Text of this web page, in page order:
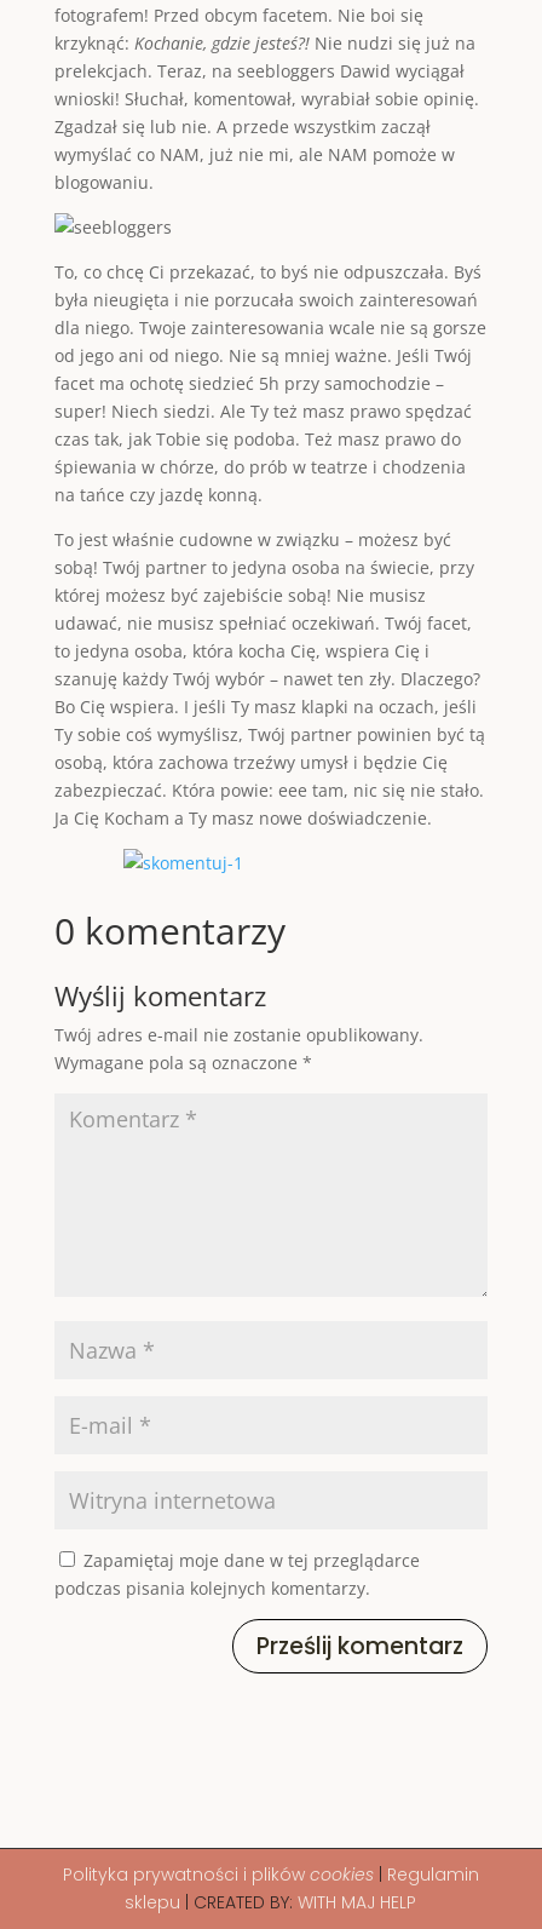
fotografem! Przed obcym facetem. Nie boi się
krzyknąć: Kochanie, gdzie jesteś?!Nie nudzi się już na
prelekcjach. Teraz, na seebloggers Dawid wyciągał
wnioski! Słuchał, komentował, wyrabiał sobie opinię.
Zgadzał się lub nie. A przede wszystkim zaczął
wymyślać co NAM, już nie mi, ale NAM pomoże w
blogowaniu.
To, co chcę Ci przekazać, to byś nie odpuszczała. Byś
była nieugięta i nie porzucała swoich zainteresowań
dla niego. Twoje zainteresowania wcale nie są gorsze
od jego ani od niego. Nie są mniej ważne. Jeśli Twój
facet ma ochotę siedzieć 5h przy samochodzie –
super! Niech siedzi. Ale Ty też masz prawo spędzać
czas tak, jak Tobie się podoba. Też masz prawo do
śpiewania w chórze, do prób w teatrze i chodzenia
na tańce czy jazdę konną.
To jest właśnie cudowne w związku – możesz być
sobą! Twój partner to jedyna osoba na świecie, przy
której możesz być zajebiście sobą! Nie musisz
udawać, nie musisz spełniać oczekiwań. Twój facet,
to jedyna osoba, która kocha Cię, wspiera Cię i
szanuję każdy Twój wybór – nawet ten zły. Dlaczego?
Bo Cię wspiera. I jeśli Ty masz klapki na oczach, jeśli
Ty sobie coś wymyślisz, Twój partner powinien być tą
osobą, która zachowa trzeźwy umysł i będzie Cię
zabezpieczać. Która powie: eee tam, nic się nie stało.
Ja Cię Kocham a Ty masz nowe doświadczenie.
0 komentarzy
Wyślij komentarz
Twój adres e-mail nie zostanie opublikowany.
Wymagane pola są oznaczone *
Zapamiętaj moje dane w tej przeglądarce
podczas pisania kolejnych komentarzy.
Prześlij komentarz
Polityka prywatności i plików cookies| Regulamin
sklepu | CREATED BY: WITH MAJ HELP